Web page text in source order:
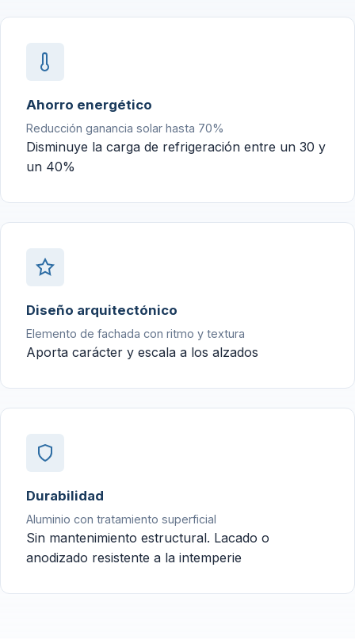
Ahorro energético
Reducción ganancia solar hasta 70%
Disminuye la carga de refrigeración entre un 30 y
un 40%
Diseño arquitectónico
Elemento de fachada con ritmo y textura
Aporta carácter y escala a los alzados
Durabilidad
Aluminio con tratamiento superficial
Sin mantenimiento estructural. Lacado o
anodizado resistente a la intemperie